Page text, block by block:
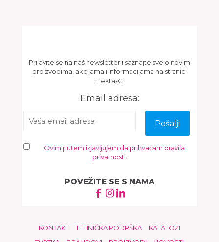
Prijavite se na naš newsletter i saznajte sve o novim
proizvodima, akcijama i informacijama na stranici
Elekta-C.
Email adresa:
Ovim putem izjavljujem da prihvaćam pravila
privatnosti.
POVEŽITE SE S NAMA
KONTAKT TEHNIČKA PODRŠKA
KATALOZI